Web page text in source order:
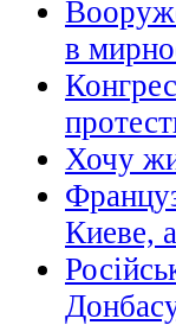
в
Хочу
Киеве,